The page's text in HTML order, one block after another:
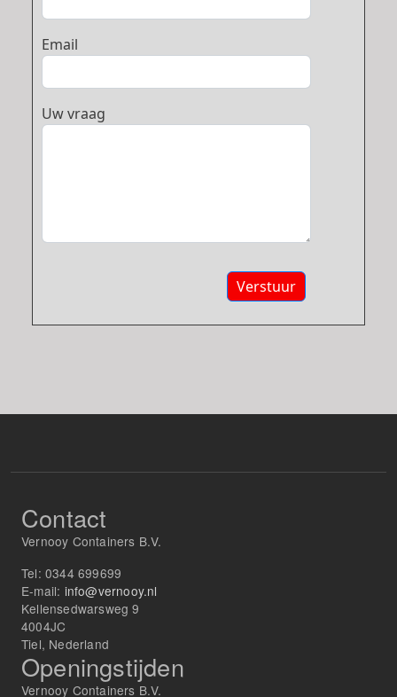
Email
Uw vraag
Verstuur
Contact
Vernooy Containers B.V.
Tel: 0344 699699
E-mail: info@vernooy.nl
Kellensedwarsweg 9
4004JC
Tiel, Nederland
Openingstijden
Vernooy Containers B.V.